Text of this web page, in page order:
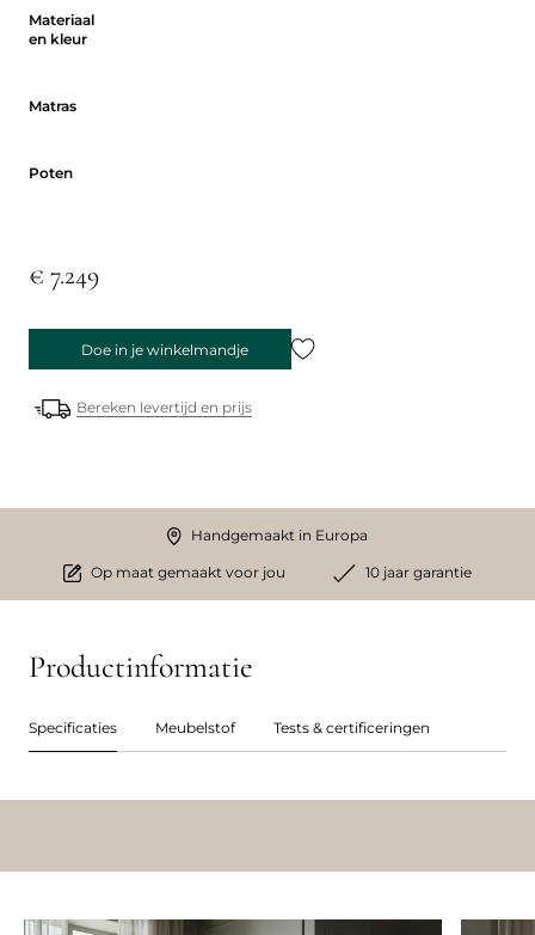
Materiaal
en kleur
Matras
Poten
€ 7.249
Doe in je winkelmandje
Bereken levertijd en prijs
Handgemaakt in Europa
Op maat gemaakt voor jou 10 jaar garantie
Productinformatie
Specificaties Meubelstof Tests & certificeringen